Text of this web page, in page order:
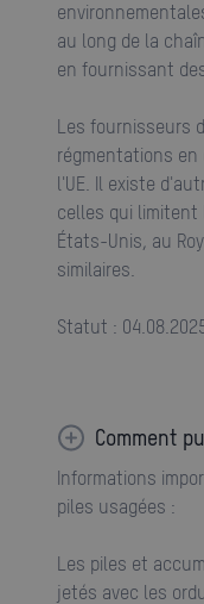
au long de la
en fournissant
Les fournisseurs doivent se familiariser avec les
régmentations en
l'UE. Il existe
celles qui
États-Unis, au
similaires.
Statut :
Comment
Informations importantes concernant le retour des
piles usagées :
Les piles et accumulateurs ne doivent pas être
jetés avec les